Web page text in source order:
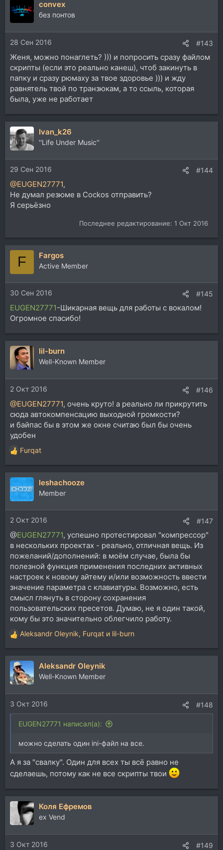
ц
и
и
:
convex
без понтов
28 Сен 2016 #143
Женя, можно понаглеть? ))) и попросить сразу файлом
скрипты (если это реально канеш), чтоб закинуть в
папку и сразу рюмаху за твое здоровье ))) и жду
равнятель твой по транзюкам, а то ссыль, которая
была, уже не работает
Ivan_k26
''Life Under Music''
29 Сен 2016 #144
@EUGEN27771,
Не думал резюме в Cockos отправить?
Я серьёзно
Последнее редактирование: 1 Окт 2016
F Fargos
Active Member
30 Сен 2016 #145
EUGEN27771-Шикарная вещь для работы с вокалом!
Огромное спасибо!
lil-burn
Well-Known Member
2 Окт 2016 #146
@EUGEN27771, очень круто! а реально ли прикрутить
сюда автокомпенсацию выходной громкости?
и байпас бы в этом же окне считаю был бы очень
удобен
Р
е
а
ц
и
и
:
Furqat
leshachooze
Member
2 Окт 2016 #147
@EUGEN27771, успешно протестировал "компрессор"
в нескольких проектах - реально, отличная вещь. Из
пожеланий/дополнений: в моём случае, была бы
полезной функция применения последних активных
настроек к новому айтему и/или возможность ввести
значение параметра с клавиатуры. Возможно, есть
смысл глянуть в сторону сохранения
пользовательских пресетов. Думаю, не я один такой,
кому бы это значительно облегчило работу.
Р
е
а
к
ц
и
и
:
Aleksandr Oleynik, Furqat и lil-burn
Aleksandr Oleynik
Well-Known Member
3 Окт 2016 #148
EUGEN27771 написал(а):
можно сделать один ini-файл на все.
А я за "свалку". Один для всех ты всё равно не
сделаешь, потому как не все скрипты твои
Коля Ефремов
ex Vend
3 Окт 2016 #149